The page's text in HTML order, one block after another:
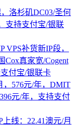
洛杉矶DC03/圣何
支持支付宝/银联
VPS补货新IP段，
Cox真家宽/Cogent
付宝/银联卡
，576元/年，DMIT
元/年，支持支付
线：22.41澳元/月